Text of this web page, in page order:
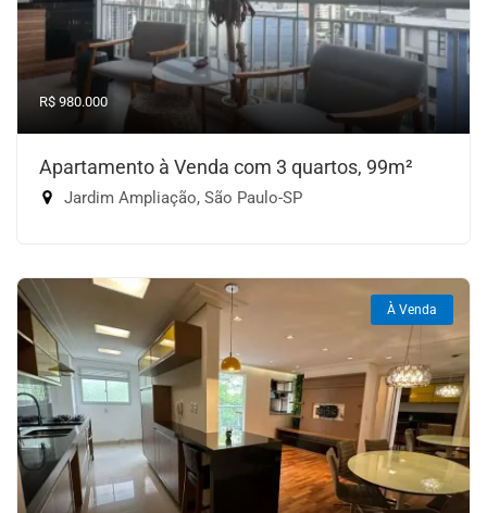
R$ 980.000
Apartamento à Venda com 3 quartos, 99m²
Jardim Ampliação, São Paulo-SP
À Venda